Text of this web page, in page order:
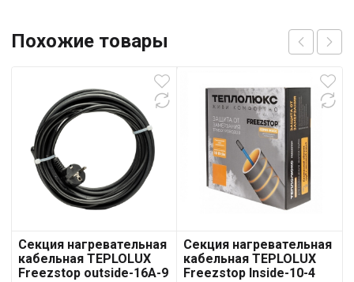
Похожие товары
Секция нагревательная
кабельная TEPLOLUX
Freezstop outside-16A-9
Секция нагревательная
кабельная TEPLOLUX
Freezstop Inside-10-4